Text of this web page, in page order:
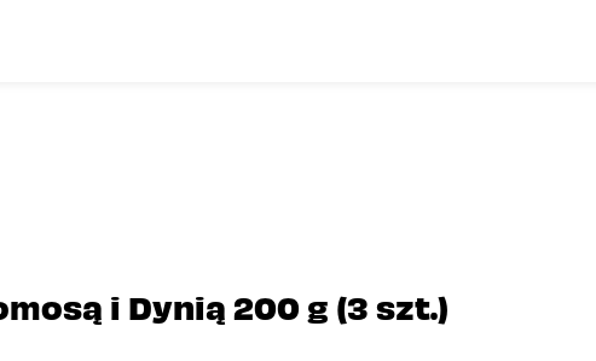
i Dynią 200 g (3 szt.)